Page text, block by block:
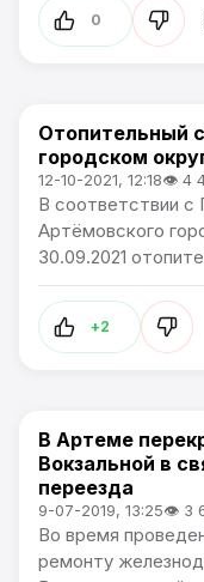
0
Общество /
Отопительный
городском
12-10-2021, 12:18👁 4
В соответствии с
Артёмовского
30.09.2021
+2
Сообщения о ЧС и
В Артеме
Вокзальной в
переезда
9-07-2019, 13:25👁 3
Во время
ремонту